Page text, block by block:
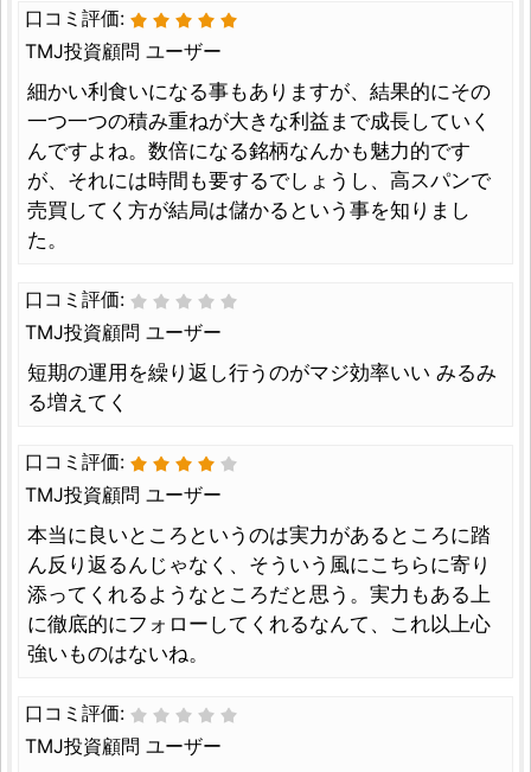
口コミ評価:
TMJ投資顧問 ユーザー
細かい利食いになる事もありますが、結果的にその
一つ一つの積み重ねが大きな利益まで成長していく
んですよね。数倍になる銘柄なんかも魅力的です
が、それには時間も要するでしょうし、高スパンで
売買してく方が結局は儲かるという事を知りまし
た。
口コミ評価:
TMJ投資顧問 ユーザー
短期の運用を繰り返し行うのがマジ効率いい みるみ
る増えてく
口コミ評価:
TMJ投資顧問 ユーザー
本当に良いところというのは実力があるところに踏
ん反り返るんじゃなく、そういう風にこちらに寄り
添ってくれるようなところだと思う。実力もある上
に徹底的にフォローしてくれるなんて、これ以上心
強いものはないね。
口コミ評価:
TMJ投資顧問 ユーザー